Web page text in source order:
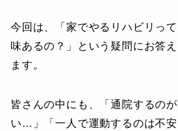
今回は、「家でやるリハビリっ
味あるの？」という疑問にお答
ます。
皆さんの中にも、「通院するの
い…」「一人で運動するのは不